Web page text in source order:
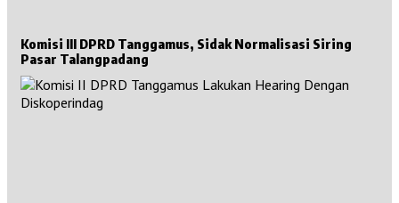
Komisi III DPRD Tanggamus, Sidak Normalisasi Siring
Pasar Talangpadang